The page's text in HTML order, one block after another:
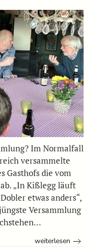
Im Normalfall
versammelte
Gasthofs die vom
„In Kißlegg läuft
etwas anders“,
Versammlung
weiterlesen